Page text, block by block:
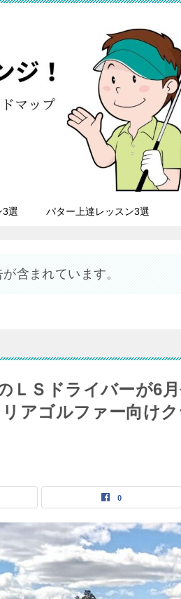
3選 パター上達レッスン3選
含まれています。
ＬＳドライバーが6
アゴルファー向け
0